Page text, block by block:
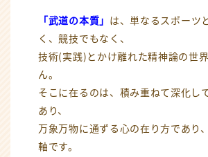
「武道の本質」 は、単なるスポーツ
く、競技でもなく、
技術(実践)とかけ離れた精神論の世
ん。
そこに在るのは、積み重ねて深化し
あり、
万象万物に通ずる心の在り方であり
軸です。